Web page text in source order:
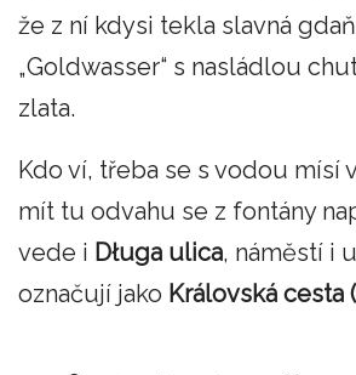
že z ní kdysi tekla slavná
„Goldwasser“ s nasládlou
zlata.
Kdo ví, třeba se s vodou mísí
mít tu odvahu se z fontány
vede i Długa ulica, náměstí i
označují jako Královská cesta